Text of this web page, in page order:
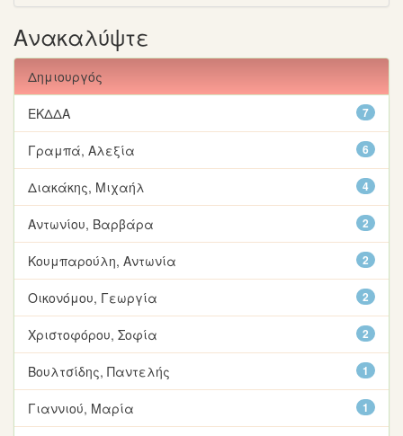
Ανακαλύψτε
Δημιουργός
7
ΕΚΔΔΑ
6
Γραμπά, Αλεξία
4
Διακάκης, Μιχαήλ
2
Αντωνίου, Βαρβάρα
2
Κουμπαρούλη, Αντωνία
2
Οικονόμου, Γεωργία
2
Χριστοφόρου, Σοφία
1
Βουλτσίδης, Παντελής
1
Γιαννιού, Μαρία